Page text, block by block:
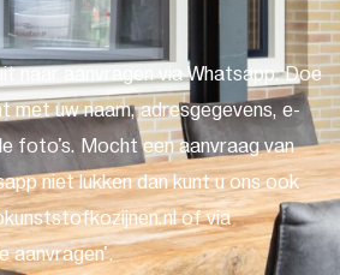
naar aanvragen via Whatsapp. Doe
met uw naam, adresgegevens, e-
foto's. Mocht een aanvraag van
niet lukken dan kunt u ons ook
of via
aanvragen'.